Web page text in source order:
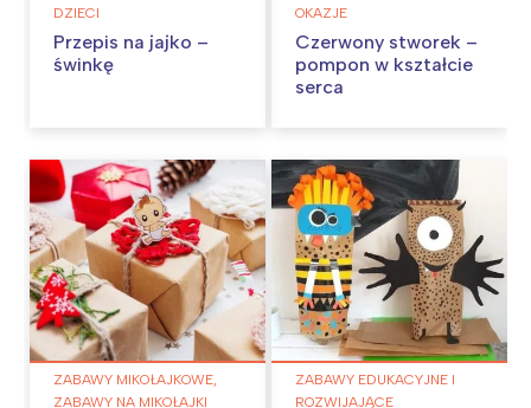
DZIECI
Przepis na jajko –
świnkę
OKAZJE
Czerwony stworek –
pompon w kształcie
serca
ZABAWY MIKOŁAJKOWE,
ZABAWY NA MIKOŁAJKI
ZABAWY EDUKACYJNE I
ROZWIJAJĄCE